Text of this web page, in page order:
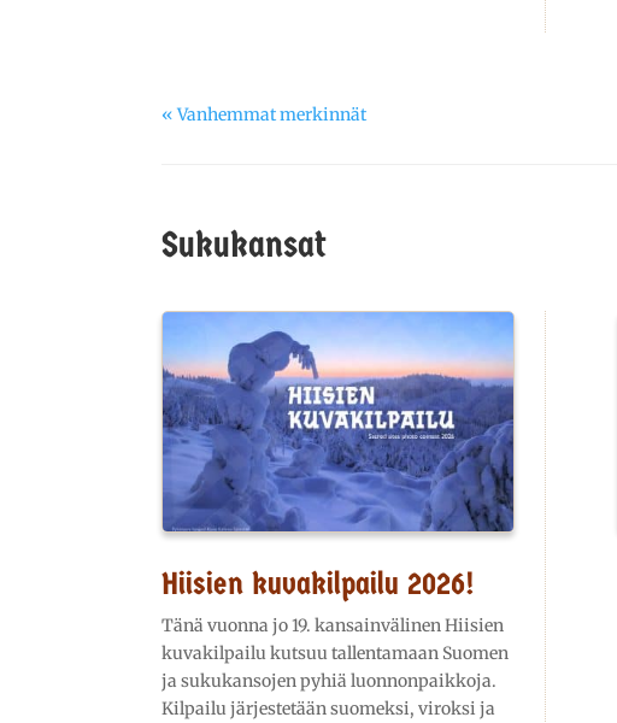
« Vanhemmat merkinnät
Sukukansat
Hiisien kuvakilpailu 2026!
Tänä vuonna jo 19. kansainvälinen Hiisien
kuvakilpailu kutsuu tallentamaan Suomen
ja sukukansojen pyhiä luonnonpaikkoja.
Kilpailu järjestetään suomeksi, viroksi ja